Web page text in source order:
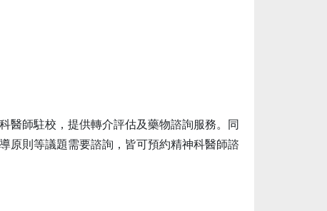
醫師駐校，提供轉介評估及藥物諮詢服務。同
原則等議題需要諮詢，皆可預約精神科醫師諮